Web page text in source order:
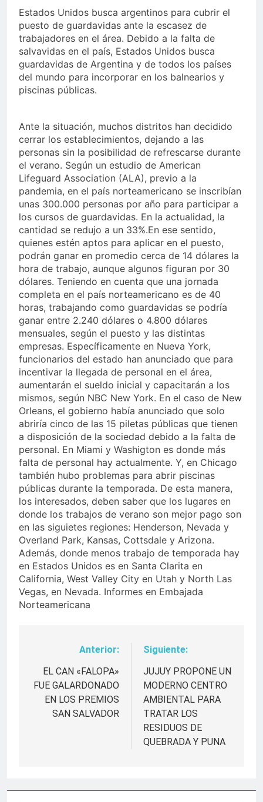
Estados Unidos busca argentinos para cubrir el
puesto de guardavidas ante la escasez de
trabajadores en el área. Debido a la falta de
salvavidas en el país, Estados Unidos busca
guardavidas de Argentina y de todos los países
del mundo para incorporar en los balnearios y
piscinas públicas.
Ante la situación, muchos distritos han decidido
cerrar los establecimientos, dejando a las
personas sin la posibilidad de refrescarse durante
el verano. Según un estudio de American
Lifeguard Association (ALA), previo a la
pandemia, en el país norteamericano se inscribían
unas 300.000 personas por año para participar a
los cursos de guardavidas. En la actualidad, la
cantidad se redujo a un 33%.En ese sentido,
quienes estén aptos para aplicar en el puesto,
podrán ganar en promedio cerca de 14 dólares la
hora de trabajo, aunque algunos figuran por 30
dólares. Teniendo en cuenta que una jornada
completa en el país norteamericano es de 40
horas, trabajando como guardavidas se podría
ganar entre 2.240 dólares o 4.800 dólares
mensuales, según el puesto y las distintas
empresas. Específicamente en Nueva York,
funcionarios del estado han anunciado que para
incentivar la llegada de personal en el área,
aumentarán el sueldo inicial y capacitarán a los
mismos, según NBC New York. En el caso de New
Orleans, el gobierno había anunciado que solo
abriría cinco de las 15 piletas públicas que tienen
a disposición de la sociedad debido a la falta de
personal. En Miami y Washigton es donde más
falta de personal hay actualmente. Y, en Chicago
también hubo problemas para abrir piscinas
públicas durante la temporada. De esta manera,
los interesados, deben saber que los lugares en
donde los trabajos de verano son mejor pago son
en las siguietes regiones: Henderson, Nevada y
Overland Park, Kansas, Cottsdale y Arizona.
Además, donde menos trabajo de temporada hay
en Estados Unidos es en Santa Clarita en
California, West Valley City en Utah y North Las
Vegas, en Nevada. Informes en Embajada
Norteamericana
Navegación
de
entradas
Anterior:
EL CAN «FALOPA»
FUE GALARDONADO
EN LOS PREMIOS
SAN SALVADOR
Siguiente:
JUJUY PROPONE UN
MODERNO CENTRO
AMBIENTAL PARA
TRATAR LOS
RESIDUOS DE
QUEBRADA Y PUNA